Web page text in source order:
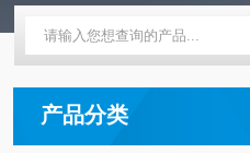
产品分类